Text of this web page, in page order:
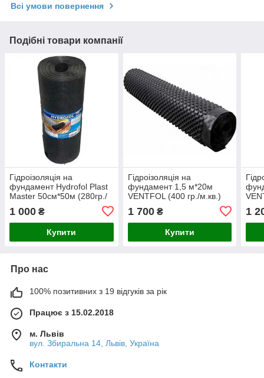
Всі умови повернення
Подібні товари компанії
Гідроізоляція на
фундамент Hydrofol Plast
Master 50см*50м (280гр./
1 000 ₴
Купити
Гідроізоляція на
фундамент 1,5 м*20м
VENTFOL (400 гр./м.кв.)
1 700₴
Купити
1
Про нас
100% позитивних з 19 відгуків за рік
Працює з 15.02.2018
м. Львів
вул. Збиральна 14, Львів, Україна
Контакти